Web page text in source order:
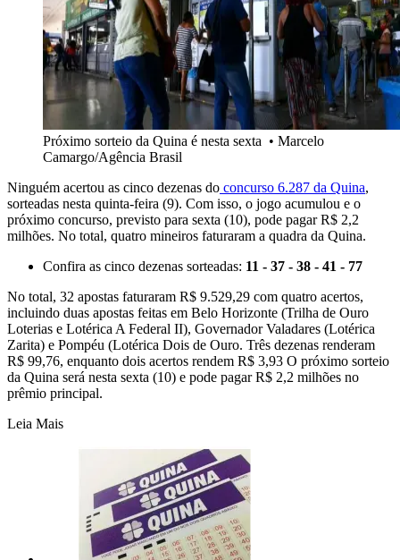
Próximo sorteio da Quina é nesta sexta • Marcelo
Camargo/Agência Brasil
Ninguém acertou as cinco dezenas do concurso 6.287 da Quina,
sorteadas nesta quinta-feira (9). Com isso, o jogo acumulou e o
próximo concurso, previsto para sexta (10), pode pagar R$ 2,2
milhões. No total, quatro mineiros faturaram a quadra da Quina.
Confira as cinco dezenas sorteadas: 11 - 37 - 38 - 41 - 77
No total, 32 apostas faturaram R$ 9.529,29 com quatro acertos,
incluindo duas apostas feitas em Belo Horizonte (Trilha de Ouro
Loterias e Lotérica A Federal II), Governador Valadares (Lotérica
Zarita) e Pompéu (Lotérica Dois de Ouro. Três dezenas renderam
R$ 99,76, enquanto dois acertos rendem R$ 3,93 O próximo sorteio
da Quina será nesta sexta (10) e pode pagar R$ 2,2 milhões no
prêmio principal.
Leia Mais